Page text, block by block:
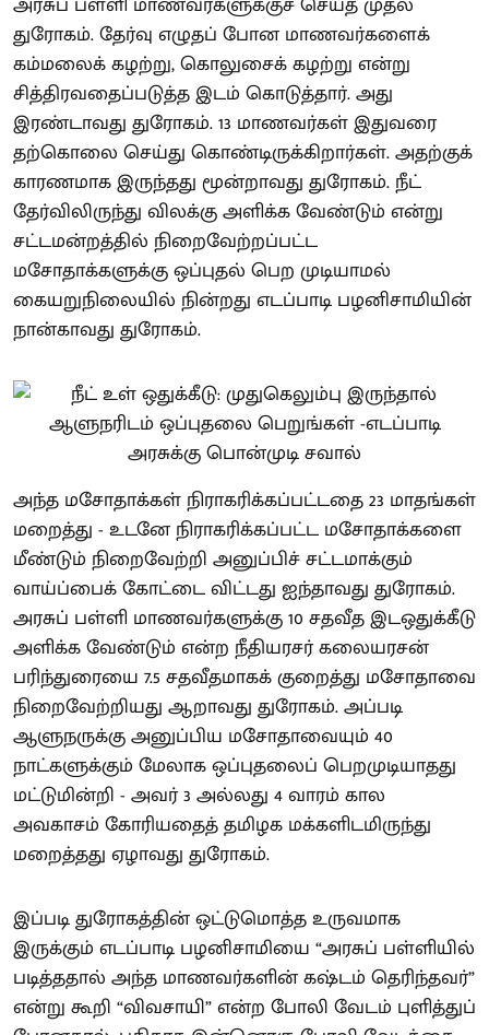
துரோகம். தேர்வு எழுதப் போன மாணவர்களைக்
கம்மலைக் கழற்று, கொலுசைக் கழற்று என்று
சித்திரவதைப்படுத்த இடம் கொடுத்தார். அது
இரண்டாவது துரோகம். 13 மாணவர்கள் இதுவரை
தற்கொலை செய்து கொண்டிருக்கிறார்கள். அதற்குக்
காரணமாக இருந்தது மூன்றாவது துரோகம். நீட்
தேர்விலிருந்து விலக்கு அளிக்க வேண்டும் என்று
சட்டமன்றத்தில் நிறைவேற்றப்பட்ட
மசோதாக்களுக்கு ஒப்புதல் பெற முடியாமல்
கையறுநிலையில் நின்றது எடப்பாடி பழனிசாமியின்
நான்காவது துரோகம்.
அந்த மசோதாக்கள் நிராகரிக்கப்பட்டதை 23 மாதங்கள்
மறைத்து - உடனே நிராகரிக்கப்பட்ட மசோதாக்களை
மீண்டும் நிறைவேற்றி அனுப்பிச் சட்டமாக்கும்
வாய்ப்பைக் கோட்டை விட்டது ஐந்தாவது துரோகம்.
அரசுப் பள்ளி மாணவர்களுக்கு 10 சதவீத இடஒதுக்கீடு
அளிக்க வேண்டும் என்ற நீதியரசர் கலையரசன்
பரிந்துரையை 7.5 சதவீதமாகக் குறைத்து மசோதாவை
நிறைவேற்றியது ஆறாவது துரோகம். அப்படி
ஆளுநருக்கு அனுப்பிய மசோதாவையும் 40
நாட்களுக்கும் மேலாக ஒப்புதலைப் பெறமுடியாதது
மட்டுமின்றி - அவர் 3 அல்லது 4 வாரம் கால
அவகாசம் கோரியதைத் தமிழக மக்களிடமிருந்து
மறைத்தது ஏழாவது துரோகம்.
இப்படி துரோகத்தின் ஒட்டுமொத்த உருவமாக
இருக்கும் எடப்பாடி பழனிசாமியை “அரசுப் பள்ளியில்
படித்ததால் அந்த மாணவர்களின் கஷ்டம் தெரிந்தவர்”
என்று கூறி “விவசாயி” என்ற போலி வேடம் புளித்துப்